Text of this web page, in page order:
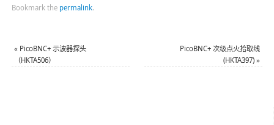
Bookmark the permalink.
« PicoBNC+ 示波器探头
（HKTA506）
PicoBNC+ 次级点火拾取线
(HKTA397)»